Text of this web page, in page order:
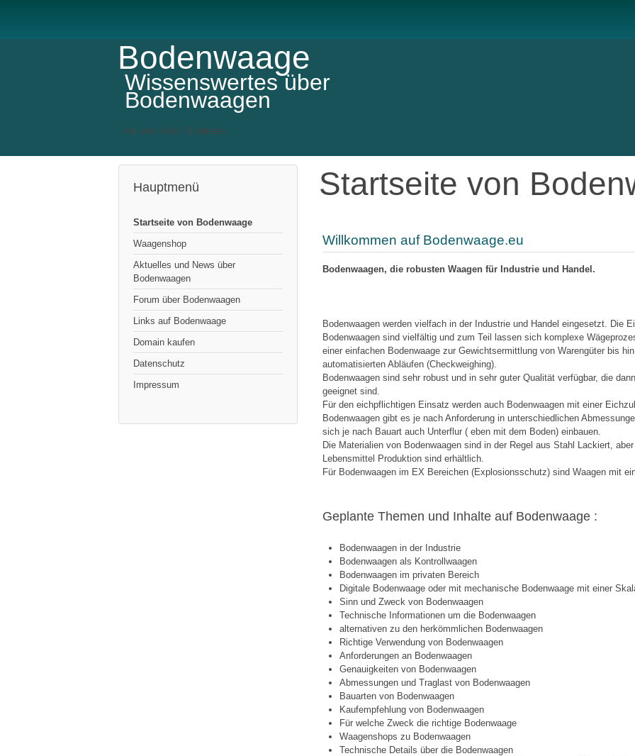
Bodenwaage
Wissenswertes über
Bodenwaagen
Aktuelle Seite: Startseite
Hauptmenü
Startseite von Bodenwaage
Waagenshop
Aktuelles und News über
Bodenwaagen
Forum über Bodenwaagen
Links auf Bodenwaage
Domain kaufen
Datenschutz
Impressum
Startseite von
Willkommen auf Bodenwaage.eu
Bodenwaagen, die robusten Waagen für Industrie und Handel.
Bodenwaagen werden vielfach in der Industrie und Handel eingesetzt. Die
Bodenwaagen sind vielfältig und zum Teil lassen sich komplexe
einer einfachen Bodenwaage zur Gewichtsermittlung von Warengüter bis
automatisierten Abläufen (Checkweighing).
Bodenwaagen sind sehr robust und in sehr guter Qualität verfügbar, die
geeignet sind.
Für den eichpflichtigen Einsatz werden auch Bodenwaagen mit einer
Bodenwaagen gibt es je nach Anforderung in unterschiedlichen
sich je nach Bauart auch Unterflur ( eben mit dem Boden) einbauen.
Die Materialien von Bodenwaagen sind in der Regel aus Stahl Lackiert,
Lebensmittel Produktion sind erhältlich.
Für Bodenwaagen im EX Bereichen (Explosionsschutz) sind Waagen mit
Geplante Themen und Inhalte auf Bodenwaage :
Bodenwaagen in der Industrie
Bodenwaagen als Kontrollwaagen
Bodenwaagen im privaten Bereich
Digitale Bodenwaage oder mit mechanische Bodenwaage mit einer
Sinn und Zweck von Bodenwaagen
Technische Informationen um die Bodenwaagen
alternativen zu den herkömmlichen Bodenwaagen
Richtige Verwendung von Bodenwaagen
Anforderungen an Bodenwaagen
Genauigkeiten von Bodenwaagen
Abmessungen und Traglast von Bodenwaagen
Bauarten von Bodenwaagen
Kaufempfehlung von Bodenwaagen
Für welche Zweck die richtige Bodenwaage
Waagenshops zu Bodenwaagen
Technische Details über die Bodenwaagen